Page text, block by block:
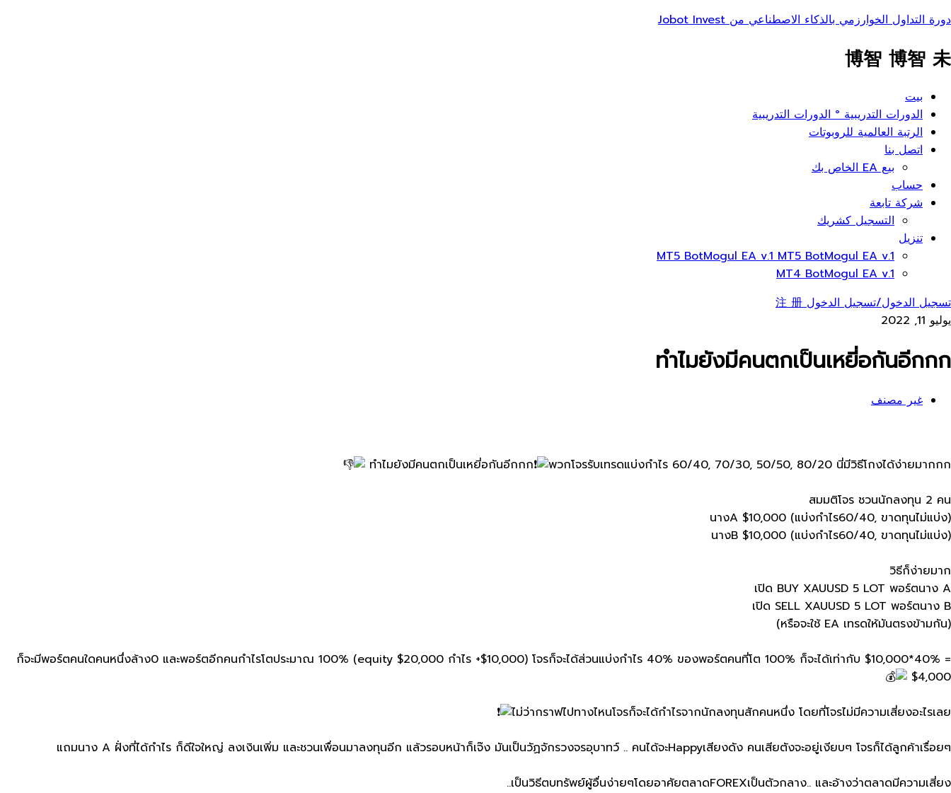
دورة التداول الخوارزمي بالذكاء الاصطناعي من Jobot Invest
博智 博智 未
قائمة
طعام
بيت
الدورات التدريبية ° الدورات التدريبية
الرتبة العالمية للروبوتات
اتصل بنا
بيع EA الخاص بك
حساب
شركة تابعة
التسجيل كشريك
تنزيل
MT5 BotMogul EA v.1 MT5 BotMogul EA v.1
MT4 BotMogul EA v.1
تسجيل الدخول/تسجيل الدخول 注 册
يوليو 11, 2022
ทำไมยังมีคนตกเป็นเหยี่อกันอีกกก​
غير مصنف
ทำไมยังมีคนตกเป็นเหยี่อกันอีกกก​ พวกโจรรับเทรดแบ่งกำไร​ 60/40, 70/30, 50/50, 80/20 นี่มีวิธีโกงได้ง่ายมากกก​
สมมติโจร​ ชวนนักลงทุน​ 2 คน​
นางA $10,000 (แบ่งกำไร60/40, ขาดทุนไม่แบ่ง)​
นางB $10,000 (แบ่งกำไร60/40, ขาดทุนไม่แบ่ง)
วิธีก็ง่ายมาก
เปิด​ BUY XAUUSD 5 LOT พอร์ตนาง​ A
เปิด​ SELL XAUUSD 5 LOT พอร์ตนาง​ B
(หรือจะใช้​ EA​ เทรดให้มันตรงข้ามกัน)
ก็จะมีพอร์ตคนใดคนหนึ่งล้าง​0 และพอร์ตอีกคนกำไรโตประมาณ​ 100% (equity $20,000 กำไร​ +$10,000) โจรก็จะได้ส่วนแบ่งกำไร 40% ของพอร์ตคนที่โต​ 100% ก็จะได้เท่ากับ​ $10,000*40% =
$4,000
ไม่ว่ากราฟไปทางไหน​โจรก็จะได้กำไร​จากนักลงทุนสักคนหนึ่ง โดยที่โจรไม่มีความเสี่ยงอะไรเลย
แถมนาง​ A​ ฝั่งที่ได้กำไร​ ก็ดีใจ​ใหญ่ ลงเงินเพิ่ม​ และชวนเพื่อนมาลงทุนอีก​ แล้วรอบหน้าก็เจ๊ง มันเป็นวัฏจักร​วงจรอุบาทว์​ .. คนได้จะHappyเสียงดัง​ คนเสียตังจะอยู่เงียบๆ​ โจรก็ได้ลูกค้าเรื่อยๆ
เป็นวิธีตบทรัพย์​ผู้อื่นง่ายๆโดยอาศัยตลาดFOREXเป็นตัวกลาง.. และอ้างว่าตลาดมีความเสี่ยง..